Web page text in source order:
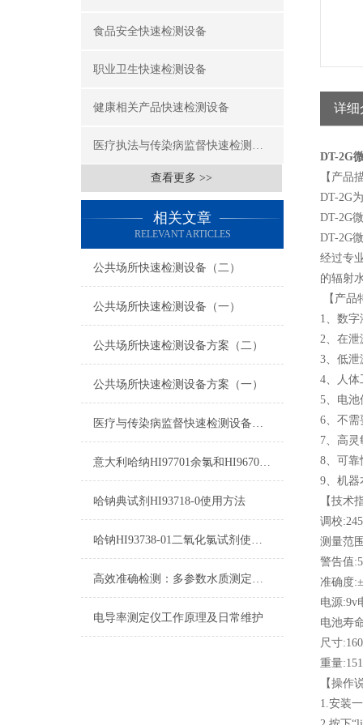
食品安全快速检测设备
职业卫生快速检测设备
健康相关产品快速检测设备
医疗执法与传染病监督快速检测设备
查看更多 >>
相关文章
RELEVANT ARTICLES
公共场所快速检测设备（二）
公共场所快速检测设备（一）
公共场所快速检测设备方案（二）
公共场所快速检测设备方案（一）
医疗与传染病监督快速检测设备方案（一）
意大利哈纳HI97701余氯和HI96701余氯的区别
哈钠典试剂HI93718-0使用方法
哈钠HI93738-01二氧化氯试剂使用参考
高效准确检测：多参数水质测定仪在水质检测中的应用
电导率测定仪工作原理及日常维护
详细
DT-2G
【产品
DT-2G
DT-2G
DT-2G
经过专
的辐射
【产品
1、数
2、在泄
3、低泄
4、人体
5、电池
6、不需
7、高灵
8、可靠
9、机器
【技术
调校
测量范
警告值
准确度
电源:9v
电池寿
尺寸
重量
【操作
1.安装